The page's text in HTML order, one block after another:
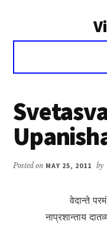
Voice
Vivekananda
Posted on MAY 25, 2011 by
वेदान्ते
नाप्रशान्ताय